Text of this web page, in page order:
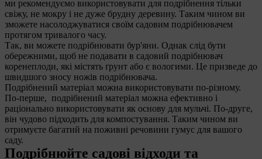
ми рекомендуємо використовувати для подрібнення тільки
свіжу, не мокру і не дуже брудну деревину. Таким чином ви
зможете насолоджуватися своїм садовим подрібнювачем
протягом тривалого часу.
Так, ви можете подрібнювати бур'яни. Однак слід бути
обережними, щоб не подавати в садовий подрібнювач
коренеплоди, які містять ґрунт або є вологими. Це призведе до
швидшого зносу ножів подрібнювача.
Подрібнений матеріал можна використовувати по-різному.
По-перше, подрібнений матеріал можна ефективно і
раціонально використовувати як основу для мульчі. По-друге,
він чудово підходить для компостування. Таким чином ви
отримуєте багатий на поживні речовини гумус для вашого
саду.
Подрібнюйте садові відходи та